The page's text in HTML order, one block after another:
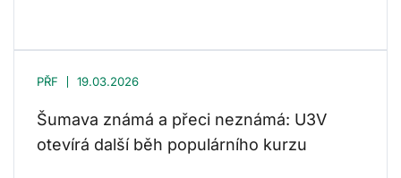
PŘF 19.03.2026
Šumava známá a přeci neznámá: U3V
otevírá další běh populárního kurzu